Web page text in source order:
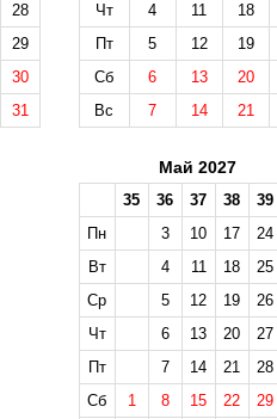
28
29
30
31
Чт
4 11
18
Пт
5 12
19
Сб
6 13
20
Вс
7 14 21
Май 2027
35 36 37 38
39
Пн
3 10 17
24
Вт
4 11 18
25
Ср
5 12 19
26
Чт
6 13 20
27
Пт
7 14 21
28
Сб
1 8 15 22
29